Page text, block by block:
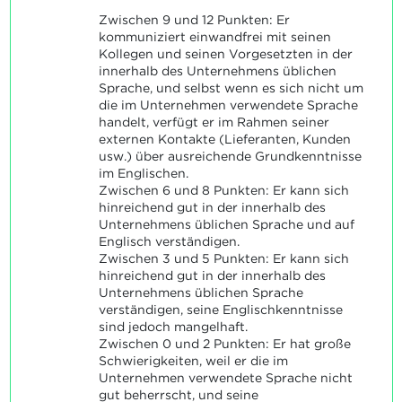
Zwischen 9 und 12 Punkten: Er
kommuniziert einwandfrei mit seinen
Kollegen und seinen Vorgesetzten in der
innerhalb des Unternehmens üblichen
Sprache, und selbst wenn es sich nicht um
die im Unternehmen verwendete Sprache
handelt, verfügt er im Rahmen seiner
externen Kontakte (Lieferanten, Kunden
usw.) über ausreichende Grundkenntnisse
im Englischen.
Zwischen 6 und 8 Punkten: Er kann sich
hinreichend gut in der innerhalb des
Unternehmens üblichen Sprache und auf
Englisch verständigen.
Zwischen 3 und 5 Punkten: Er kann sich
hinreichend gut in der innerhalb des
Unternehmens üblichen Sprache
verständigen, seine Englischkenntnisse
sind jedoch mangelhaft.
Zwischen 0 und 2 Punkten: Er hat große
Schwierigkeiten, weil er die im
Unternehmen verwendete Sprache nicht
gut beherrscht, und seine